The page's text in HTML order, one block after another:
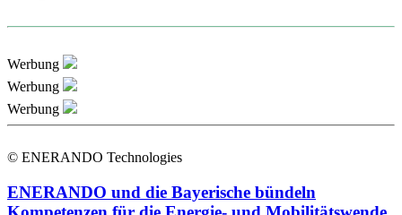
Werbung
Werbung
Werbung
© ENERANDO Technologies
ENERANDO und die Bayerische bündeln